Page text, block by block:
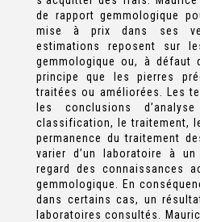
de rapport gemmologique
mise à prix dans ses
estimations reposent sur
gemmologique ou, à défaut
principe que les pierres
traitées ou améliorées. Les
les conclusions
classification, le traitement,
permanence du traitement
varier d’un laboratoire à
regard des connaissances
gemmologique. En
dans certains cas, un
laboratoires consultés.